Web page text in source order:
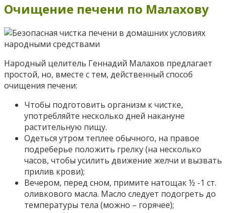
Очищение печени по Малахову
Народный целитель Геннадий Малахов предлагает
простой, но, вместе с тем, действенный способ
очищения печени:
Чтобы подготовить организм к чистке,
употребляйте несколько дней накануне
растительную пищу.
Одеться утром теплее обычного, на правое
подреберье положить грелку (на несколько
часов, чтобы усилить движение желчи и вызвать
прилив крови);
Вечером, перед сном, примите натощак ½ -1 ст.
оливкового масла. Масло следует подогреть до
температуры тела (можно – горячее);